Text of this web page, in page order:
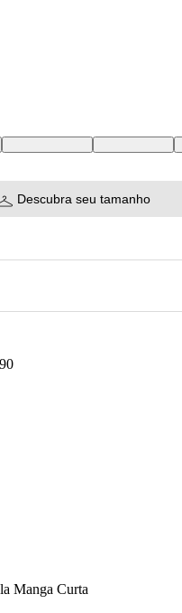
M USA | M BRS USA | P BR
Descubra seu tamanho
Manga Curta